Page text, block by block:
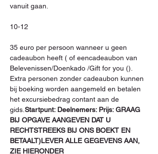
vanuit gaan.
10-12
35 euro per persoon wanneer u geen
cadeaubon heeft ( of eencadeaubon van
Belevenissen/Doenkado /Gift for you ().
Extra personen zonder cadeaubon kunnen
bij boeking worden aangemeld en betalen
het excursiebedrag contant aan de
gids. Startpunt: Deelnemers: Prijs: GRAAG
BIJ OPGAVE AANGEVEN DAT U
RECHTSTREEKS BIJ ONS BOEKT EN
BETAALT)LEVER ALLE GEGEVENS AAN,
ZIE HIERONDER